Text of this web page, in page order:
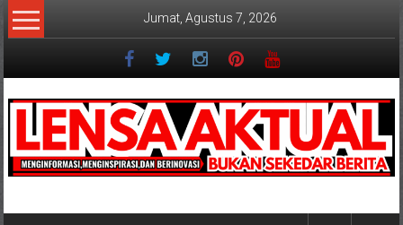
Lompat
ke
Jumat, Agustus 7, 2026